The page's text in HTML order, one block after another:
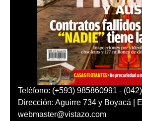
Teléfono: (+593) 985860991 - (042)
Dirección: Aguirre 734 y Boyacá |
webmaster@vistazo.com